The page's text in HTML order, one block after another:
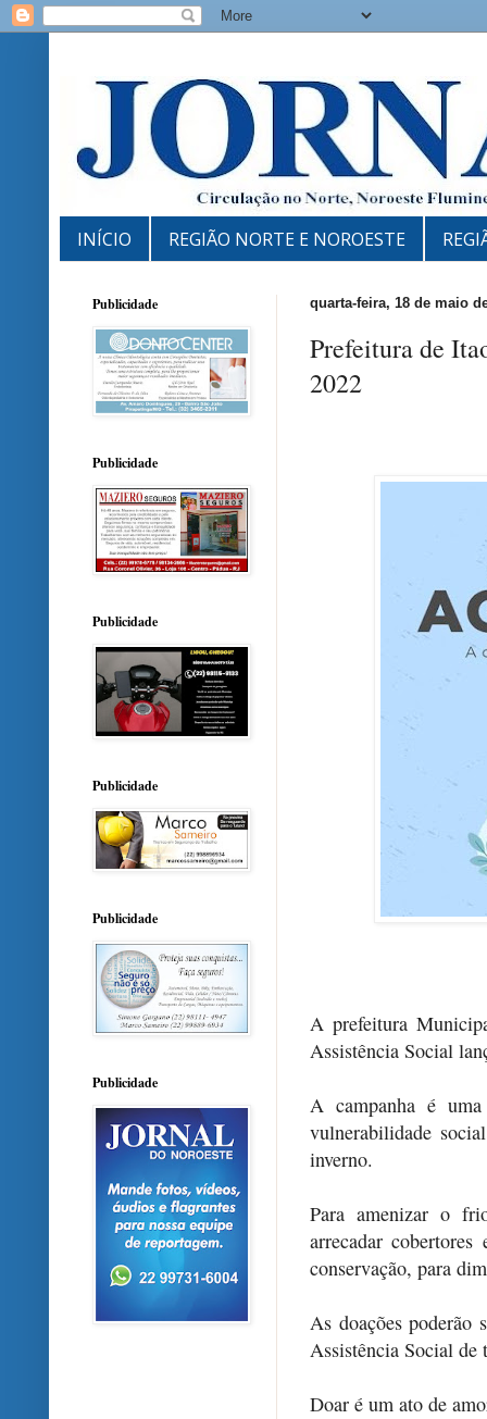
INÍCIO REGIÃO NORTE E NOROESTE
quarta-feira, 18 de maio
Prefeitura de
2022
A prefeitura
Assistência Social
A campanha é
vulnerabilidade
inverno.
Para amenizar o
arrecadar
conservação, para
As doações poderão
Assistência Social
Doar é um ato de
Publicidade
Publicidade
Publicidade
Publicidade
Publicidade
Publicidade